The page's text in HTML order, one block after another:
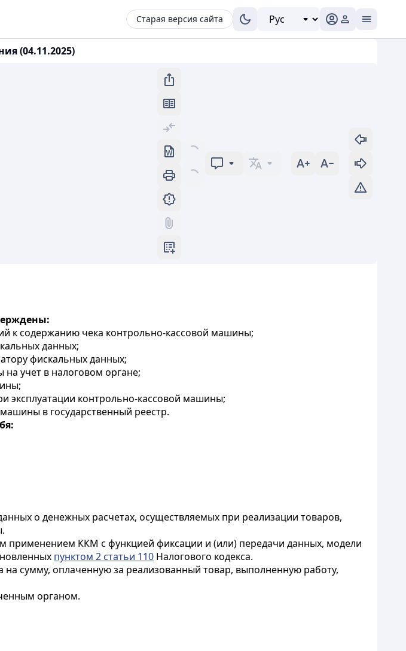
Старая версия сайта
(04.11.2025)
к содержанию чека контрольно-кассовой машины;
данных;
фискальных данных;
учет в налоговом органе;
эксплуатации контрольно-кассовой машины;
в государственный реестр.
о денежных расчетах, осуществляемых при реализации товаров,
применением ККМ с функцией фиксации и (или) передачи данных, модели
пунктом 2 статьи 110 Налогового кодекса.
сумму, оплаченную за реализованный товар, выполненную работу,
органом.